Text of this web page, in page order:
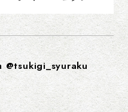
@tsukigi_syuraku